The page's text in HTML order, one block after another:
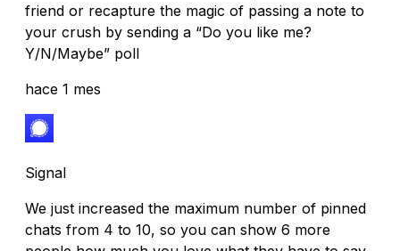
friend or recapture the magic of passing a note to
your crush by sending a “Do you like me?
Y/N/Maybe” poll
hace 1 mes
Signal
We just increased the maximum number of pinned
chats from 4 to 10, so you can show 6 more